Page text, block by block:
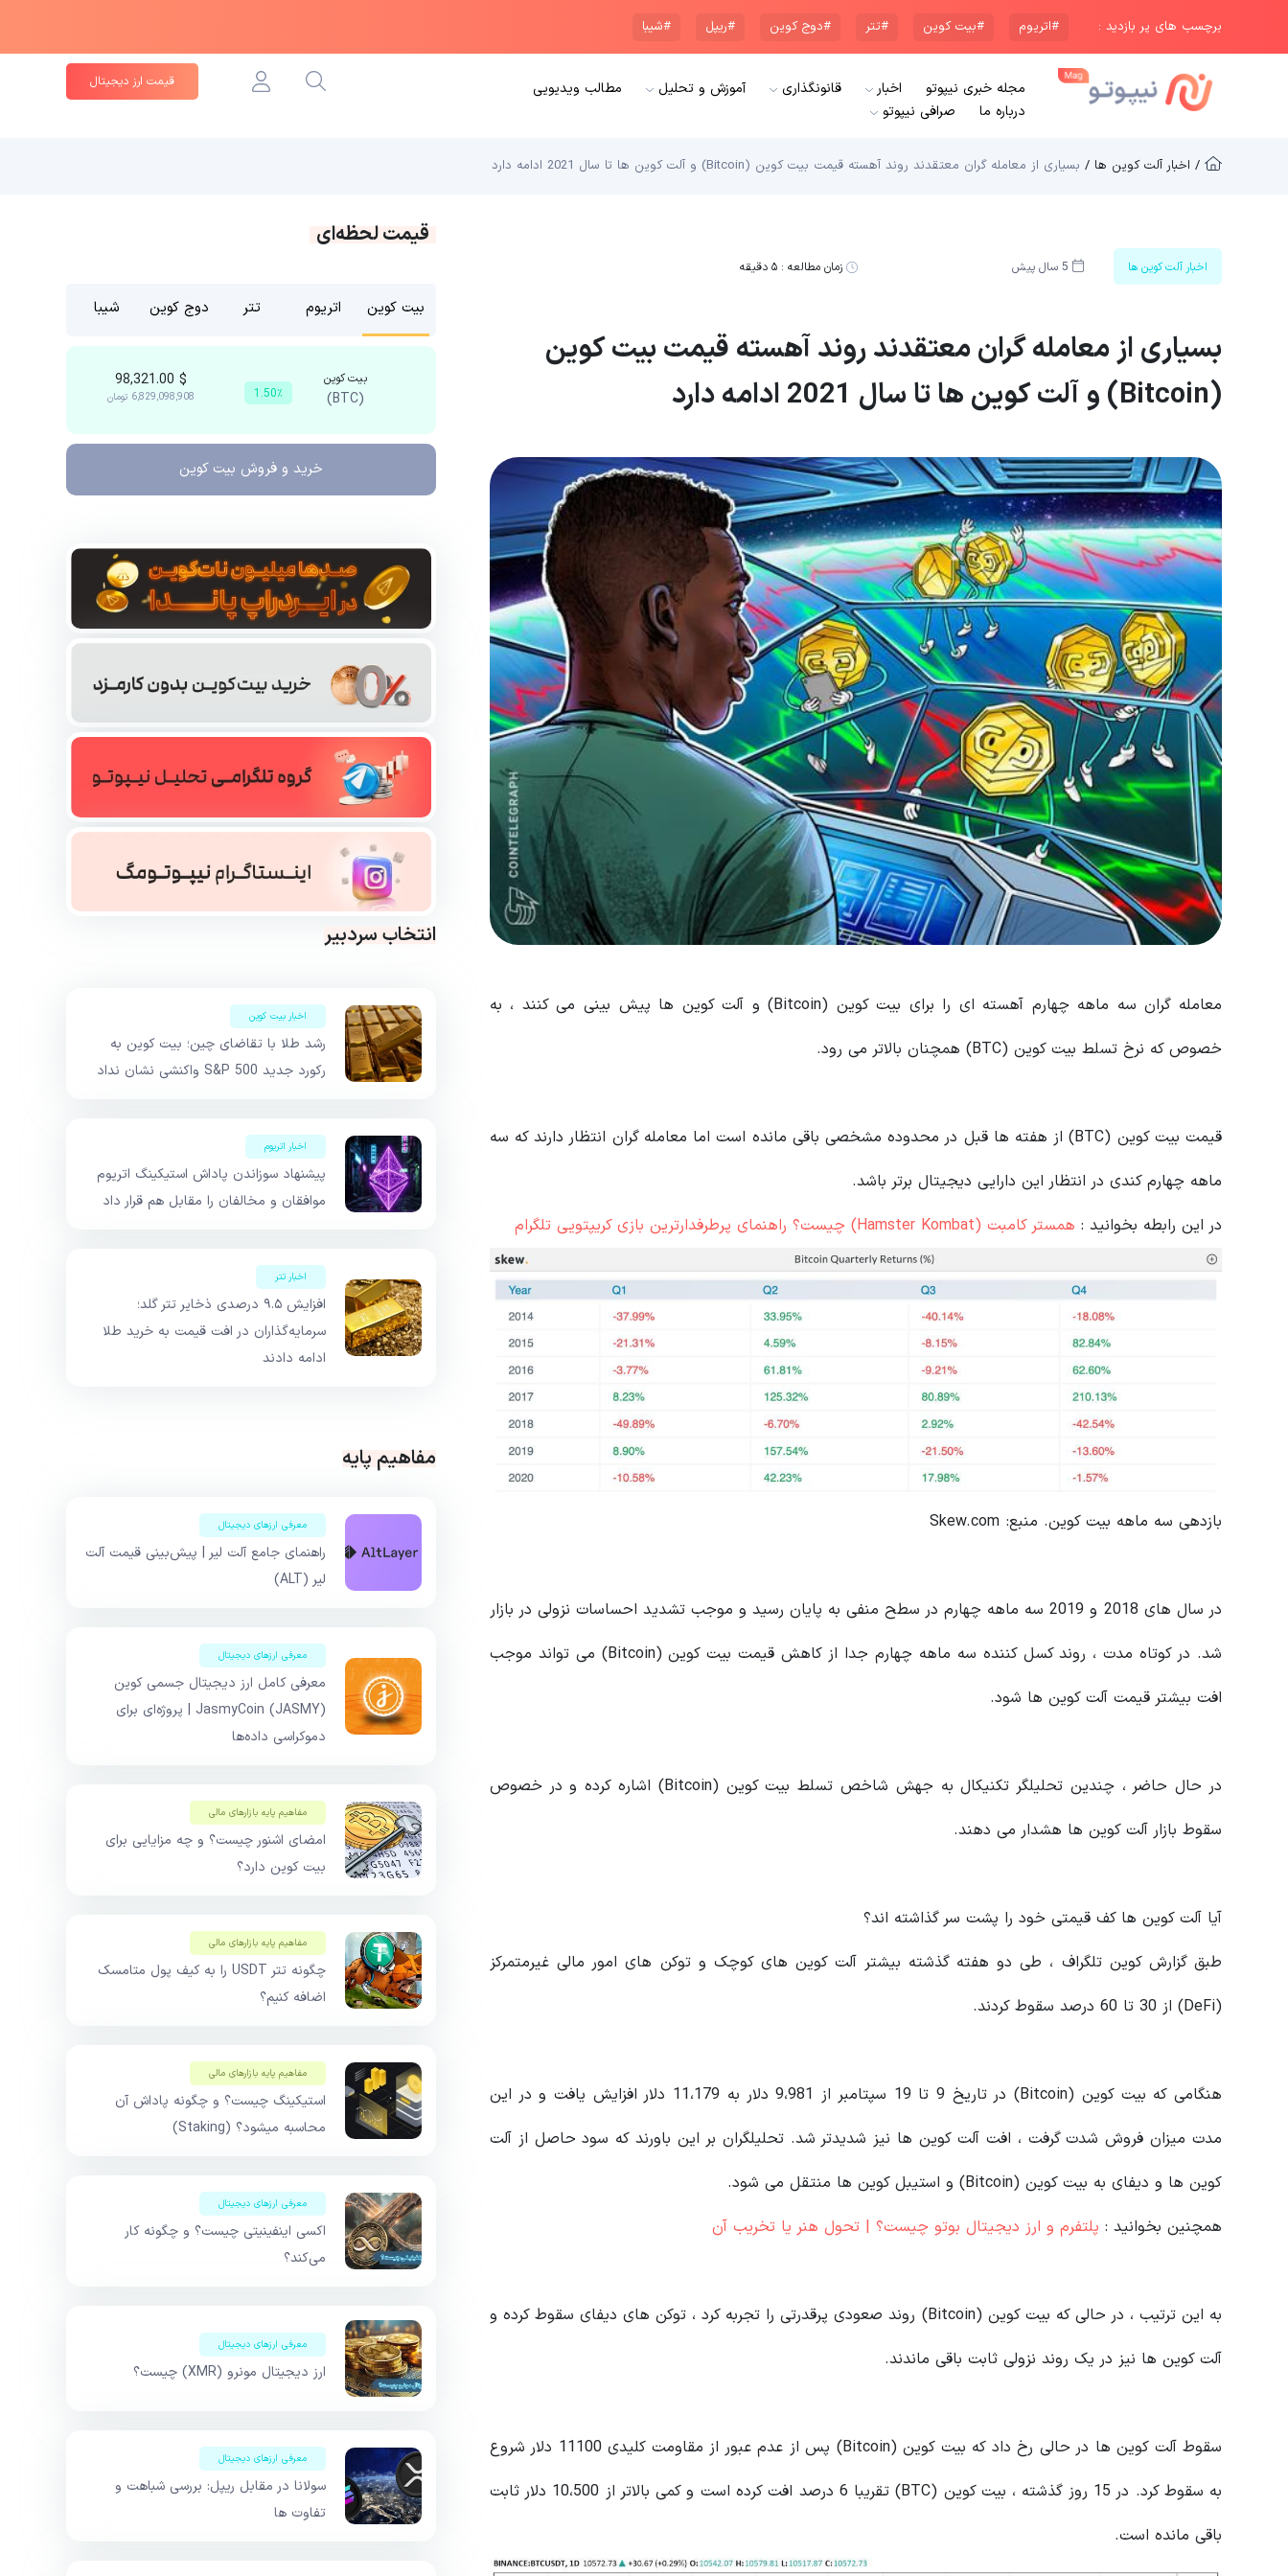
برچسب های پر بازدید : #اتریوم #بیت کوین #تتر #دوج کوین #ریپل #شیبا
مجله خبری نیپوتو اخبار قانونگذاری آموزش و تحلیل
مطالب ویدیویی
درباره ما
صرافی نیپوتو
قیمت ارز دیجیتال
/ اخبار آلت کوین ها / بسیاری از معامله گران معتقدند روند آهسته قیمت بیت کوین (Bitcoin) و آلت کوین ها تا سال 2021 ادامه دارد
اخبار آلت کوین ها 5 سال پیش زمان مطالعه :۵ دقیقه
بسیاری از معامله گران معتقدند روند آهسته قیمت بیت کوین
(Bitcoin) و آلت کوین ها تا سال 2021 ادامه دارد
معامله گران سه ماهه چهارم آهسته ای را برای بیت کوین (Bitcoin) و آلت کوین ها پیش بینی می کنند ، به
خصوص که نرخ تسلط بیت کوین (BTC) همچنان بالاتر می رود.
قیمت بیت کوین (BTC) از هفته ها قبل در محدوده مشخصی باقی مانده است اما معامله گران انتظار دارند که سه
ماهه چهارم کندی در انتظار این دارایی دیجیتال برتر باشد.
در این رابطه بخوانید‌ : همستر کامبت (Hamster Kombat) چیست؟ راهنمای پرطرفدارترین بازی کریپتویی تلگرام
بازدهی سه ماهه بیت کوین. منبع: Skew.com
در سال های 2018 و 2019 سه ماهه چهارم در سطح منفی به پایان رسید و موجب تشدید احساسات نزولی در بازار
شد. در کوتاه مدت ، روند کسل کننده سه ماهه چهارم جدا از کاهش قیمت بیت کوین (Bitcoin) می تواند موجب
افت بیشتر قیمت آلت کوین ها شود.
در حال حاضر ، چندین تحلیلگر تکنیکال به جهش شاخص تسلط بیت کوین (Bitcoin) اشاره کرده و در خصوص
سقوط بازار آلت کوین ها هشدار می دهند.
آیا آلت کوین ها کف قیمتی خود را پشت سر گذاشته اند؟
طبق گزارش کوین تلگراف ، طی دو هفته گذشته بیشتر آلت کوین های کوچک و توکن های امور مالی غیرمتمرکز
(DeFi) از 30 تا 60 درصد سقوط کردند.
هنگامی که بیت کوین (Bitcoin) در تاریخ 9 تا 19 سپتامبر از 9،981 دلار به 11،179 دلار افزایش یافت و در این
مدت میزان فروش شدت گرفت ، افت آلت کوین ها نیز شدیدتر شد. تحلیلگران بر این باورند که سود حاصل از آلت
کوین ها و دیفای به بیت کوین (Bitcoin) و استیبل کوین ها منتقل می شود.
همچنین بخوانید : پلتفرم و ارز دیجیتال بوتو چیست؟ | تحول هنر یا تخریب آن
به این ترتیب ، در حالی که بیت کوین (Bitcoin) روند صعودی پرقدرتی را تجربه کرد ، توکن های دیفای سقوط کرده و
آلت کوین ها نیز در یک روند نزولی ثابت باقی ماندند.
سقوط آلت کوین ها در حالی رخ داد که بیت کوین (Bitcoin) پس از عدم عبور از مقاومت کلیدی 11100 دلار شروع
به سقوط کرد. در 15 روز گذشته ، بیت کوین (BTC) تقریبا 6 درصد افت کرده است و کمی بالاتر از 10،500 دلار ثابت
باقی مانده است.
قیمت لحظه‌ای
بیت کوین اتریوم تتر دوج کوین شیبا
بیت کوین
(BTC) 1.50٪
$
6,829,098,908 تومان
خرید و فروش بیت کوین
انتخاب سردبیر
اخبار بیت کوین
رشد طلا با تقاضای چین؛ بیت کوین به
رکورد جدید S&P 500 واکنشی نشان نداد
اخبار اتریوم
پیشنهاد سوزاندن پاداش استیکینگ اتریوم
موافقان و مخالفان را مقابل هم قرار داد
اخبار تتر
افزایش ۹.۵ درصدی ذخایر تتر گلد؛
سرمایه‌گذاران در افت قیمت به خرید طلا
ادامه دادند
مفاهیم پایه
معرفی ارزهای دیجیتال
راهنمای جامع آلت لیر | پیش‌بینی قیمت آلت
لیر (ALT)
معرفی ارزهای دیجیتال
معرفی کامل ارز دیجیتال جسمی کوین
JasmyCoin (JASMY) | پروژه‌ای برای
دموکراسی داده‌ها
مفاهیم پایه بازار‌های مالی
امضای اشنور چیست؟ و چه مزایایی برای
بیت کوین دارد؟
مفاهیم پایه بازار‌های مالی
چگونه تتر USDT را به کیف پول متامسک
اضافه کنیم؟
مفاهیم پایه بازار‌های مالی
استیکینگ چیست؟ و چگونه پاداش آن
محاسبه میشود؟ (Staking)
معرفی ارزهای دیجیتال
اکسی اینفینیتی چیست؟ و چگونه کار
می‌کند؟
معرفی ارزهای دیجیتال
ارز دیجیتال مونرو (XMR) چیست؟
معرفی ارزهای دیجیتال
سولانا در مقابل ریپل: بررسی شباهت و
تفاوت ها